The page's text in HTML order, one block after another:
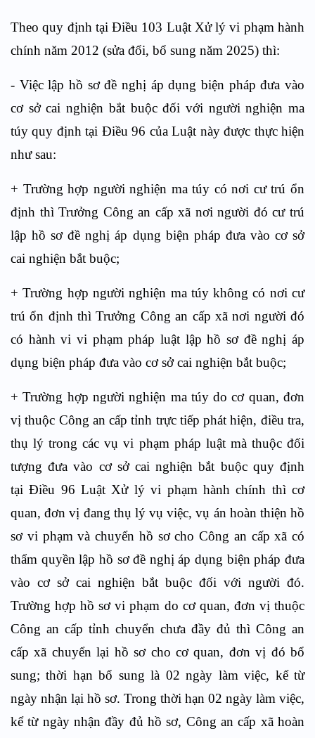
Theo quy định tại Điều 103 Luật Xử lý vi phạm hành
chính năm 2012 (sửa đổi, bổ sung năm 2025) thì:
- Việc lập hồ sơ đề nghị áp dụng biện pháp đưa vào
cơ sở cai nghiện bắt buộc đối với người nghiện ma
túy quy định tại Điều 96 của Luật này được thực hiện
như sau:
+ Trường hợp người nghiện ma túy có nơi cư trú ổn
định thì Trưởng Công an cấp xã nơi người đó cư trú
lập hồ sơ đề nghị áp dụng biện pháp đưa vào cơ sở
cai nghiện bắt buộc;
+ Trường hợp người nghiện ma túy không có nơi cư
trú ổn định thì Trưởng Công an cấp xã nơi người đó
có hành vi vi phạm pháp luật lập hồ sơ đề nghị áp
dụng biện pháp đưa vào cơ sở cai nghiện bắt buộc;
+ Trường hợp người nghiện ma túy do cơ quan, đơn
vị thuộc Công an cấp tỉnh trực tiếp phát hiện, điều tra,
thụ lý trong các vụ vi phạm pháp luật mà thuộc đối
tượng đưa vào cơ sở cai nghiện bắt buộc quy định
tại Điều 96 Luật Xử lý vi phạm hành chính thì cơ
quan, đơn vị đang thụ lý vụ việc, vụ án hoàn thiện hồ
sơ vi phạm và chuyển hồ sơ cho Công an cấp xã có
thẩm quyền lập hồ sơ đề nghị áp dụng biện pháp đưa
vào cơ sở cai nghiện bắt buộc đối với người đó.
Trường hợp hồ sơ vi phạm do cơ quan, đơn vị thuộc
Công an cấp tỉnh chuyển chưa đầy đủ thì Công an
cấp xã chuyển lại hồ sơ cho cơ quan, đơn vị đó bổ
sung; thời hạn bổ sung là 02 ngày làm việc, kể từ
ngày nhận lại hồ sơ. Trong thời hạn 02 ngày làm việc,
kể từ ngày nhận đầy đủ hồ sơ, Công an cấp xã hoàn